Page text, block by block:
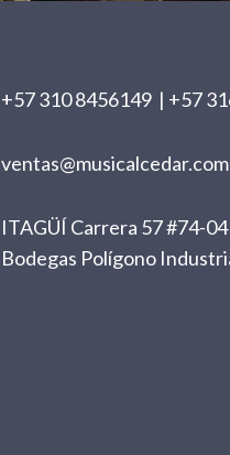
+57 310 8456149 | +57
ventas@musicalcedar.com
ITAGÜÍ Carrera 57 #74-
Bodegas Polígono